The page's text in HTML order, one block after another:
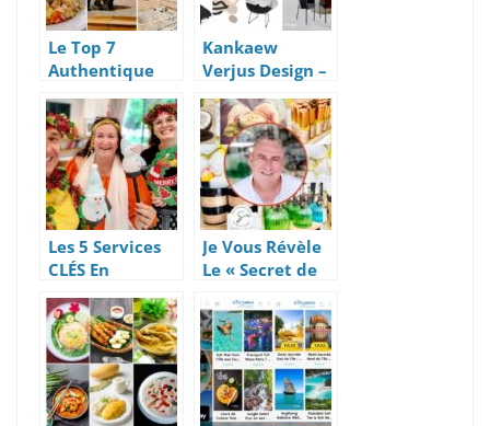
Le Top 7
Authentique
Des Activités
2021 À Koh
Samui
Kankaew
Verjus Design –
Architecture,
Construction Et
Magasin De
Meubles
Contemporains
Les 5 Services
CLÉS En
Location Villa
Pour Réussir
Ses Vacances
Je Vous Révèle
Le « Secret de
Nature Aux
Cosmétiques